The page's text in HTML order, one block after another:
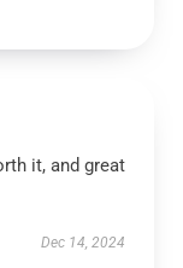
it, and great
Dec 14, 2024